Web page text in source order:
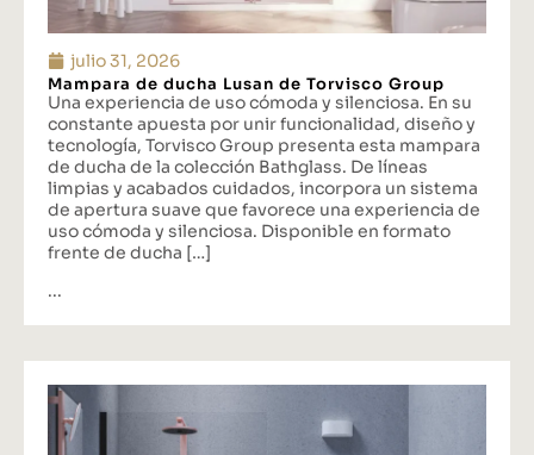
julio 31, 2026
Mampara de ducha Lusan de Torvisco Group
Una experiencia de uso cómoda y silenciosa. En su
constante apuesta por unir funcionalidad, diseño y
tecnología, Torvisco Group presenta esta mampara
de ducha de la colección Bathglass. De líneas
limpias y acabados cuidados, incorpora un sistema
de apertura suave que favorece una experiencia de
uso cómoda y silenciosa. Disponible en formato
frente de ducha […]
...